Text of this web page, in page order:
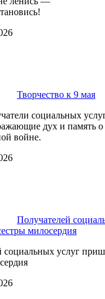
Творчество к 9 мая
социальных
дух и память
войне.
Получателей
милосердия
социальных услуг